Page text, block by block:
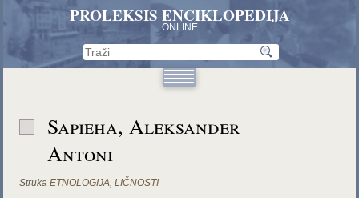
PROLEKSIS ENCIKLOPEDIJA
ONLINE
Sapieha, Aleksander
Antoni
Struka ETNOLOGIJA,LIČNOSTI